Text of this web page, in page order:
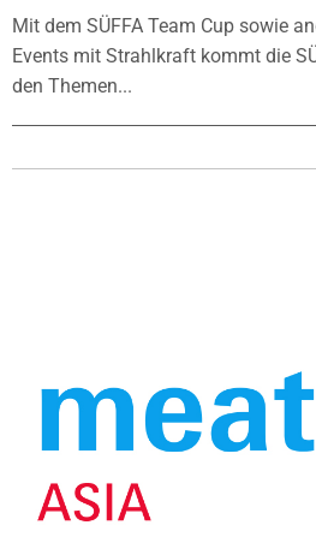
Mit dem SÜFFA Team Cup sowie
Events mit Strahlkraft kommt die
den Themen...